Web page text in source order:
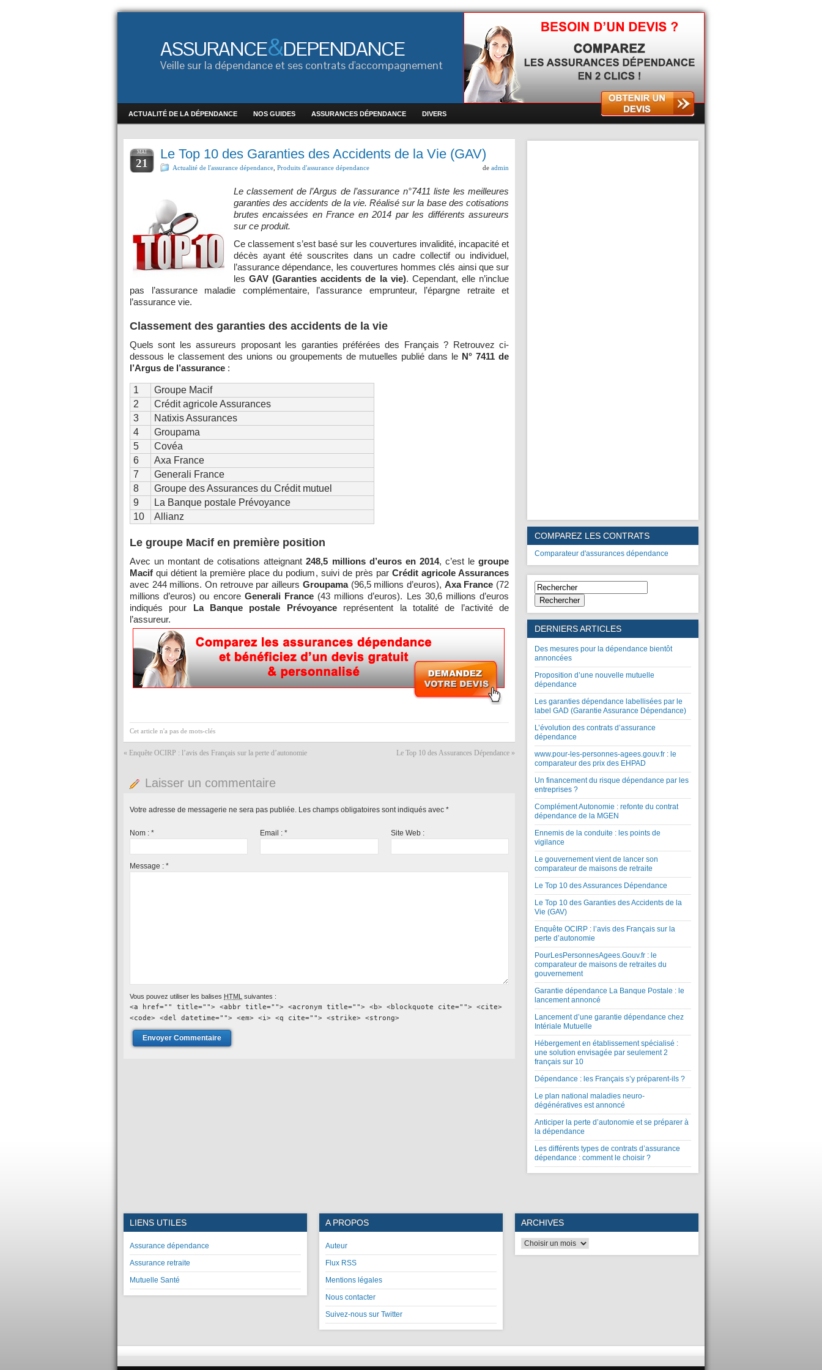
ASSURANCE&DEPENDANCE
Veille sur la dépendance et ses contrats d'accompagnement
ACTUALITÉ DE LA DÉPENDANCE NOS GUIDES ASSURANCES DÉPENDANCE DIVERS
MAI
21
Le Top 10 des Garanties des Accidents de la Vie (GAV)
Actualité de l'assurance dépendance Produits d'assurance dépendance de admin
Le classement de l’Argus de l’assurance n°7411 liste les meilleures
garanties des accidents de la vie. Réalisé sur la base des cotisations
brutes encaissées en France en 2014 par les différents assureurs
sur ce produit.
Ce classement s’est basé sur les couvertures invalidité, incapacité et
décès ayant été souscrites dans un cadre collectif ou individuel,
l’assurance dépendance, les couvertures hommes clés ainsi que sur
lesGAV (Garanties accidents de la vie). Cependant, elle n’inclue
pas l’assurance maladie complémentaire, l’assurance emprunteur, l’épargne retraite et
l’assurance vie.
Classement des garanties des accidents de la vie
Quels sont les assureurs proposant les garanties préférées des Français ? Retrouvez ci-
dessous le classement des unions ou groupements de mutuelles publié dans le N° 7411 de
l’Argus de l’assurance :
1
Groupe Macif
2
Crédit agricole Assurances
3
Natixis Assurances
4
Groupama
5
Covéa
6
Axa France
7
Generali France
8
Groupe des Assurances du Crédit mutuel
9
La Banque postale Prévoyance
10
Allianz
Le groupe Macif en première position
Avec un montant de cotisations atteignant248,5 millions d’euros en 2014, c’est legroupe
Macif qui détient la première place du podium, suivi de près par Crédit agricole Assurances
avec 244 millions. On retrouve par ailleurs Groupama(96,5 millions d’euros), Axa France (72
millions d’euros) ou encore Generali France(43 millions d’euros). Les 30,6 millions d’euros
indiqués pour La Banque postale Prévoyancereprésentent la totalité de l’activité de
l’assureur.
Cet article n'a pas de mots-clés
« Enquête OCIRP : l’avis des Français sur la perte d’autonomie Le Top 10 des Assurances Dépendance »
Laisser un commentaire
Votre adresse de messagerie ne sera pas publiée. Les champs obligatoires sont indiqués avec *
Nom : * Email :* Site Web :
Message : *
Vous pouvez utiliser les balises HTML suivantes :
<a href="" title=""> <abbr title=""> <acronym title=""> <b> <blockquote cite=""> <cite>
<code> <del datetime=""> <em> <i> <q cite=""> <strike> <strong>
COMPAREZ LES CONTRATS
Comparateur d'assurances dépendance
Rechercher
DERNIERS ARTICLES
Des mesures pour la dépendance bientôt
annoncées
Proposition d’une nouvelle mutuelle
dépendance
Les garanties dépendance labellisées par le
label GAD (Garantie Assurance Dépendance)
L’évolution des contrats d’assurance
dépendance
www.pour-les-personnes-agees.gouv.fr : le
comparateur des prix des EHPAD
Un financement du risque dépendance par les
entreprises ?
Complément Autonomie : refonte du contrat
dépendance de la MGEN
Ennemis de la conduite : les points de
vigilance
Le gouvernement vient de lancer son
comparateur de maisons de retraite
Le Top 10 des Assurances Dépendance
Le Top 10 des Garanties des Accidents de la
Vie (GAV)
Enquête OCIRP : l’avis des Français sur la
perte d’autonomie
PourLesPersonnesAgees.Gouv.fr : le
comparateur de maisons de retraites du
gouvernement
Garantie dépendance La Banque Postale : le
lancement annoncé
Lancement d’une garantie dépendance chez
Intériale Mutuelle
Hébergement en établissement spécialisé :
une solution envisagée par seulement 2
français sur 10
Dépendance : les Français s’y préparent-ils ?
Le plan national maladies neuro-
dégénératives est annoncé
Anticiper la perte d’autonomie et se préparer à
la dépendance
Les différents types de contrats d’assurance
dépendance : comment le choisir ?
LIENS UTILES
Assurance dépendance
Assurance retraite
Mutuelle Santé
A PROPOS
Auteur
Flux RSS
Mentions légales
Nous contacter
Suivez-nous sur Twitter
ARCHIVES